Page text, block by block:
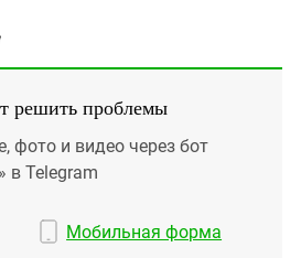
решить проблемы
фото и видео через бот
в Telegram
Мобильная форма